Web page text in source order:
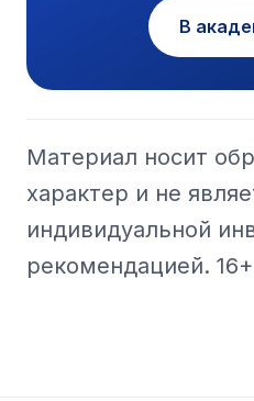
В
Материал носит
характер и не
индивидуальной
рекомендацией. 16+